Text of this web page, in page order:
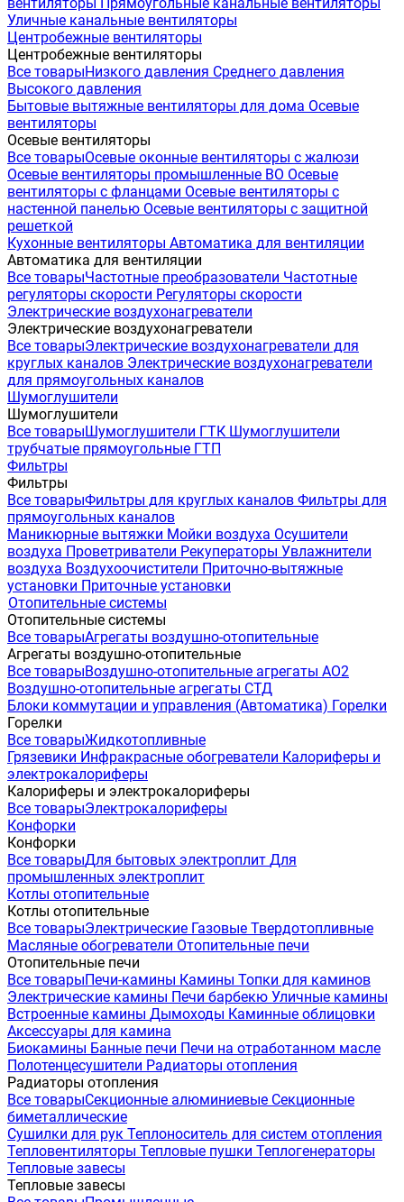
Уличные канальные вентиляторы
Центробежные вентиляторы
Центробежные вентиляторы
Все товарыНизкого давления Среднего давления
Высокого давления
Бытовые вытяжные вентиляторы для дома Осевые
вентиляторы
Осевые вентиляторы
Все товарыОсевые оконные вентиляторы с жалюзи
Осевые вентиляторы промышленные ВО Осевые
вентиляторы с фланцами Осевые вентиляторы с
настенной панелью Осевые вентиляторы с защитной
решеткой
Кухонные вентиляторы Автоматика для вентиляции
Автоматика для вентиляции
Все товарыЧастотные преобразователи Частотные
регуляторы скорости Регуляторы скорости
Электрические воздухонагреватели
Электрические воздухонагреватели
Все товарыЭлектрические воздухонагреватели для
круглых каналов Электрические воздухонагреватели
для прямоугольных каналов
Шумоглушители
Шумоглушители
Все товарыШумоглушители ГТК Шумоглушители
трубчатые прямоугольные ГТП
Фильтры
Фильтры
Все товарыФильтры для круглых каналов Фильтры для
прямоугольных каналов
Маникюрные вытяжки Мойки воздуха Осушители
воздуха Проветриватели Рекуператоры Увлажнители
воздуха Воздухоочистители Приточно-вытяжные
установки Приточные установки
Отопительные системы
Отопительные системы
Все товарыАгрегаты воздушно-отопительные
Агрегаты воздушно-отопительные
Все товарыВоздушно-отопительные агрегаты АО2
Воздушно-отопительные агрегаты СТД
Блоки коммутации и управления (Автоматика) Горелки
Горелки
Все товарыЖидкотопливные
Грязевики Инфракрасные обогреватели Калориферы и
электрокалориферы
Калориферы и электрокалориферы
Все товарыЭлектрокалориферы
Конфорки
Конфорки
Все товарыДля бытовых электроплит Для
промышленных электроплит
Котлы отопительные
Котлы отопительные
Все товарыЭлектрические Газовые Твердотопливные
Масляные обогреватели Отопительные печи
Отопительные печи
Все товарыПечи-камины Камины Топки для каминов
Электрические камины Печи барбекю Уличные камины
Встроенные камины Дымоходы Каминные облицовки
Аксессуары для камина
Биокамины Банные печи Печи на отработанном масле
Полотенцесушители Радиаторы отопления
Радиаторы отопления
Все товарыСекционные алюминиевые Секционные
биметаллические
Сушилки для рук Теплоноситель для систем отопления
Тепловентиляторы Тепловые пушки Теплогенераторы
Тепловые завесы
Тепловые завесы